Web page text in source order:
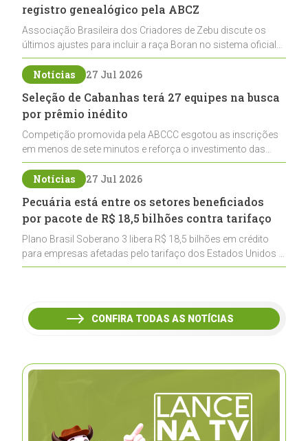
registro genealógico pela ABCZ
Associação Brasileira dos Criadores de Zebu discute os
últimos ajustes para incluir a raça Boran no sistema oficial
de registros, abrindo caminho para sua expansão na
pecuária nacional
Notícias 27 Jul 2026
Seleção de Cabanhas terá 27 equipes na busca
por prêmio inédito
Competição promovida pela ABCCC esgotou as inscrições
em menos de sete minutos e reforça o investimento das
cabanhas na seleção genética de Cavalos Crioulos voltados
ao laço
Notícias 27 Jul 2026
Pecuária está entre os setores beneficiados
por pacote de R$ 18,5 bilhões contra tarifaço
Plano Brasil Soberano 3 libera R$ 18,5 bilhões em crédito
para empresas afetadas pelo tarifaço dos Estados Unidos e
inclui a pecuária entre os setores estratégicos
CONFIRA TODAS AS NOTÍCIAS